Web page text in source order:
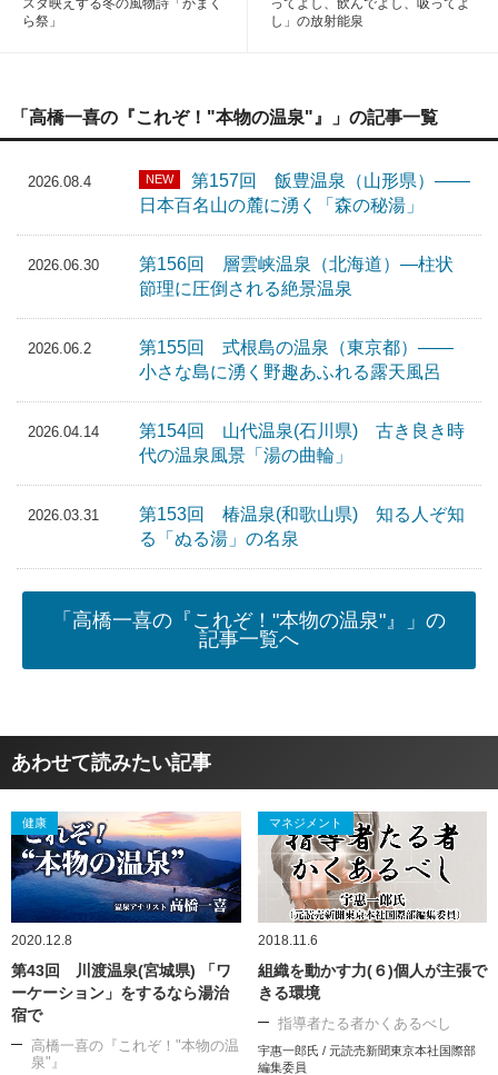
スタ映えする冬の風物詩「かまく
ら祭」
ってよし、飲んでよし、吸ってよ
し」の放射能泉
「高橋一喜の『これぞ！"本物の温泉"』」の記事一覧
2026.08.4 NEW
第157回 飯豊温泉（山形県）――
日本百名山の麓に湧く「森の秘湯」
2026.06.30
第156回 層雲峡温泉（北海道）―柱状
節理に圧倒される絶景温泉
2026.06.2
第155回 式根島の温泉（東京都）――
小さな島に湧く野趣あふれる露天風呂
2026.04.14
第154回 山代温泉(石川県) 古き良き時
代の温泉風景「湯の曲輪」
2026.03.31
第153回 椿温泉(和歌山県) 知る人ぞ知
る「ぬる湯」の名泉
「高橋一喜の『これぞ！"本物の温泉"』」の
記事一覧へ
あわせて読みたい記事
健康
2020.12.8
第43回 川渡温泉(宮城県) 「ワ
ーケーション」をするなら湯治
宿で
高橋一喜の『これぞ！"本物の温
泉"』
マネジメント
2018.11.6
組織を動かす力(６)個人が主張で
きる環境
指導者たる者かくあるべし
宇惠一郎氏 / 元読売新聞東京本社国際部
編集委員